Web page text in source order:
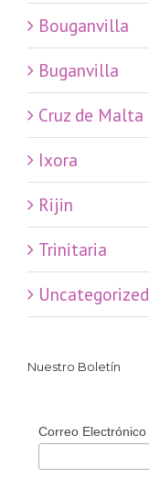
Bouganvilla
Buganvilla
Cruz de Malta
Ixora
Rijin
Trinitaria
Uncategorized
Nuestro Boletín
Correo Electrónico